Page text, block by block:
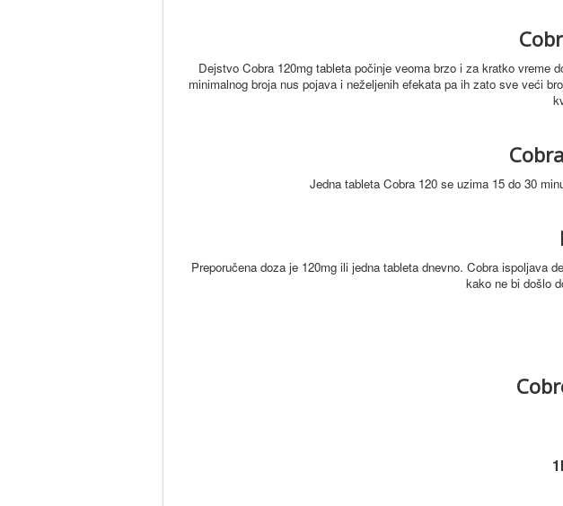
Dejstvo Cobra 120mg tableta počinje veoma brzo i za kratko vreme
minimalnog broja nus pojava i neželjenih efekata pa ih zato sve veći
Jedna tableta Cobra 120 se uzima 15 do 30
Preporučena doza je 120mg ili jedna tableta dnevno. Cobra ispoljava
kako ne bi došlo